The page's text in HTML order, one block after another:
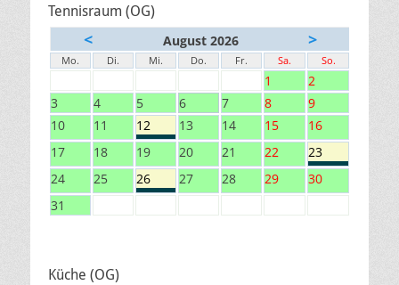
Tennisraum (OG)
< August 2026 >
Mo. Di. Mi. Do. Fr. Sa. So.
1
2
3
4 5 6 7 8
9
10
11 12 13 14 15
16
17
18 19 20 21 22
23
24
25 26 27 28 29
30
31
Küche (OG)